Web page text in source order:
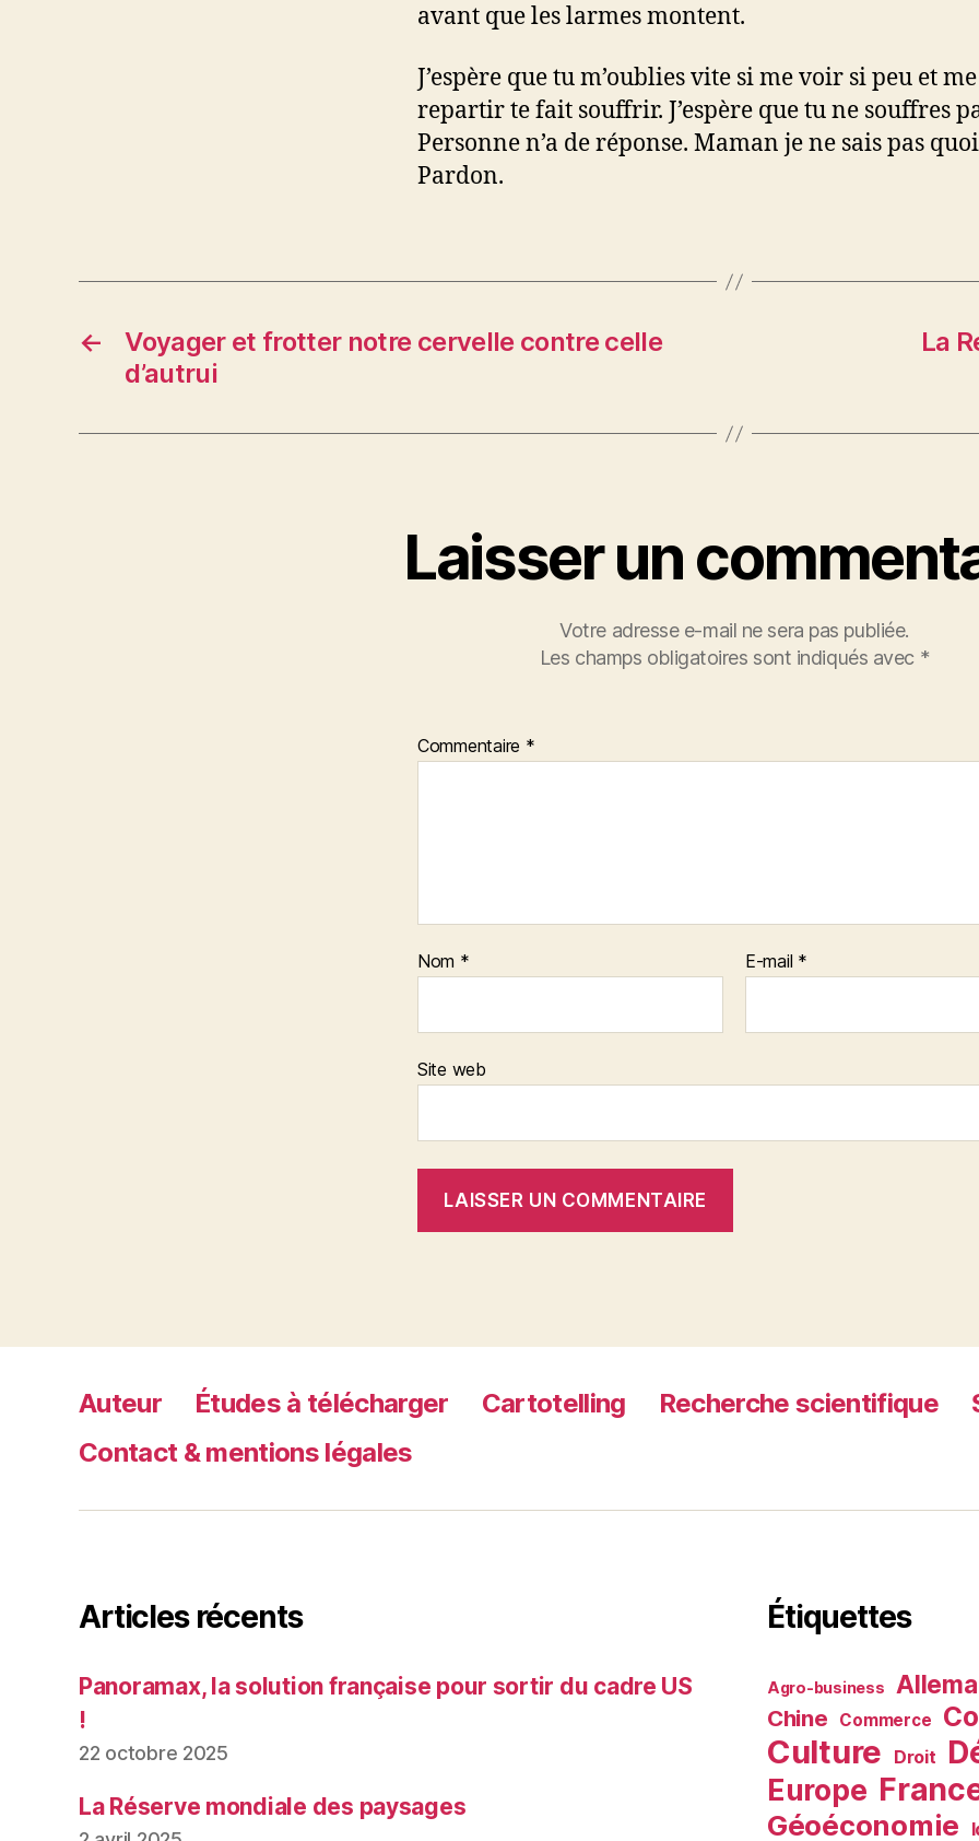
avant que les larmes montent.
J’espère que tu m’oublies vite si me voir si peu et
repartir te fait souffrir. J’espère que tu ne souffres
Personne n’a de réponse. Maman je ne sais pas
Pardon.
←
Voyager et frotter notre cervelle contre celle
d’autrui
La
Laisser un
Votre adresse e-mail ne sera pas publiée.
Les champs obligatoires sont indiqués avec *
Commentaire *
Nom * E-mail *
Site web
Auteur Études à télécharger Cartotelling Recherche scientifique
Contact & mentions légales
Articles récents
Panoramax, la solution française pour sortir du cadre US
!
22 octobre 2025
La Réserve mondiale des paysages
Étiquettes
Agro-business
Chine Commerce
Culture Droit
Europe
Géoéconomie